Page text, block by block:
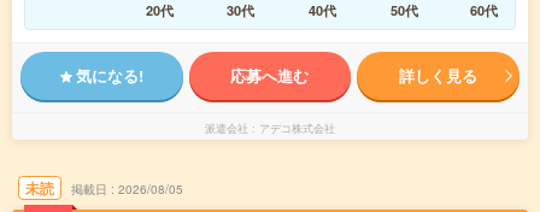
20代
30代 40代 50代 60代
気になる! 応募へ進む 詳しく見る
派遣会社 アデコ株式会社
未読 掲載日 2026/08/05